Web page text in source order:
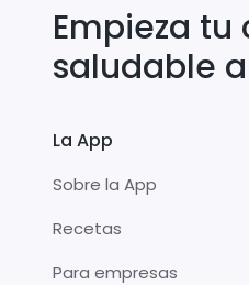
Empieza
saludable
La App
Sobre la App
Recetas
Para empresas